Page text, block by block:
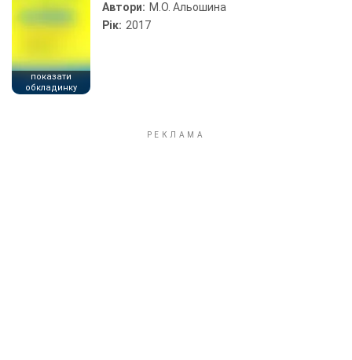
показати
обкладинку
Автори: М.О. Альошина
Рік: 2017